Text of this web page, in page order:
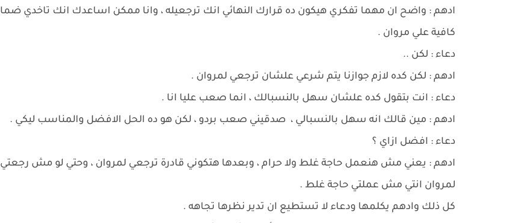
ادهم : واضح ان مهما تفكري هيكون ده قرارك النهائي انك ترجعيله ، وانا ممكن اساعدك انك تاخدي
كافية علي مروان .
دعاء : لكن ..
ادهم : لكن كده لازم جوازنا يتم شرعي علشان ترجعي لمروان .
دعاء : انت بتقول كده علشان سهل بالنسبالك ، انما صعب عليا انا .
ادهم : مين قالك انه سهل بالنسبالي ، صدقيني صعب بردو ، لكن هو ده الحل الافضل والمناسب ليكي .
دعاء : افضل ازاي ؟
ادهم : يعني مش هنعمل حاجة غلط ولا حرام ، وبعدها هتكوني قادرة ترجعي لمروان ، وحتي لو مش رجعتي
لمروان انتي مش عملتي حاجة غلط .
كل ذلك وادهم يكلمها ودعاء لا تستطيع ان تدير نظرها تجاهه .